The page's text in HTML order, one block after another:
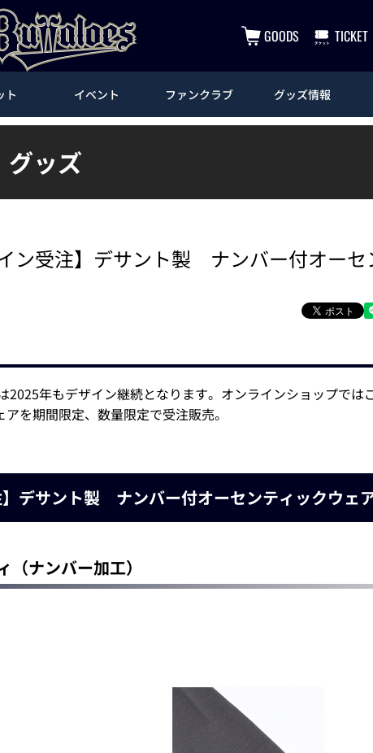
GOODS TICKET
ト イベント ファンクラブ グッズ情報
グッズ
ン受注】デサント製 ナンバー付オーセ
年もデザイン継続となります。オンラインショップでは
を期間限定、数量限定で受注販売。
デサント製 ナンバー付オーセンティックウェ
ナンバー加工）